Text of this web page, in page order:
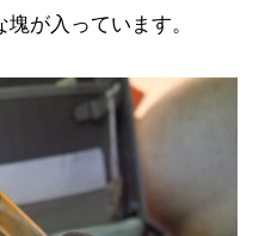
が入っています。